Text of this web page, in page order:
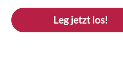
Leg jetzt los!